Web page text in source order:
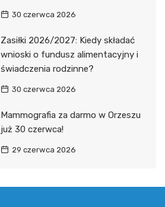
30 czerwca 2026
Zasiłki 2026/2027: Kiedy składać
wnioski o fundusz alimentacyjny i
świadczenia rodzinne?
30 czerwca 2026
Mammografia za darmo w Orzeszu
już 30 czerwca!
29 czerwca 2026